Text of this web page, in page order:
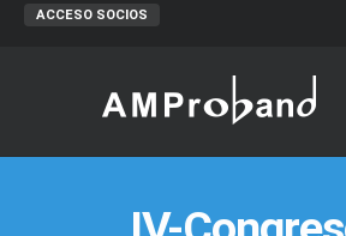
ACCESO SOCIOS